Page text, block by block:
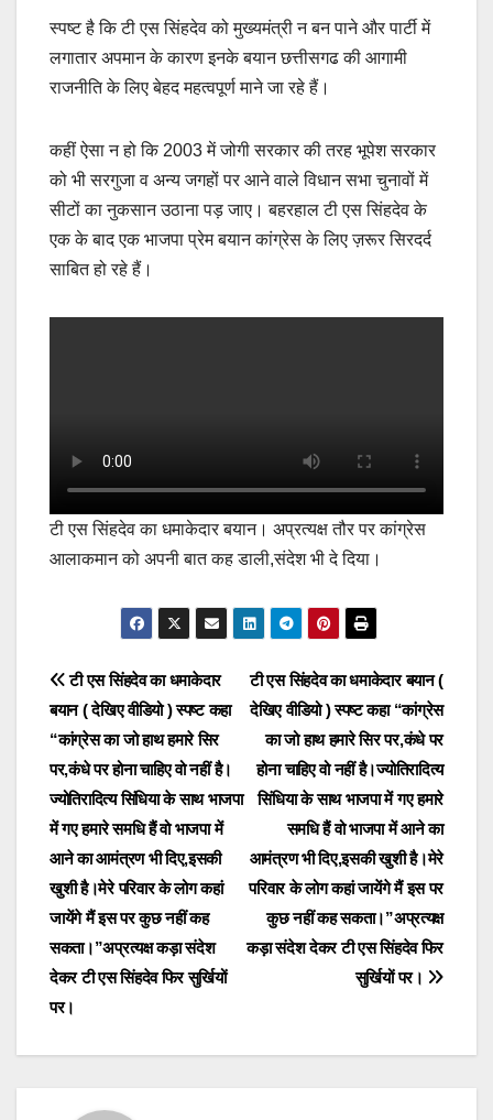
स्पष्ट है कि टी एस सिंहदेव को मुख्यमंत्री न बन पाने और पार्टी में
लगातार अपमान के कारण इनके बयान छत्तीसगढ की आगामी
राजनीति के लिए बेहद महत्वपूर्ण माने जा रहे हैं।
कहीं ऐसा न हो कि 2003 में जोगी सरकार की तरह भूपेश सरकार
को भी सरगुजा व अन्य जगहों पर आने वाले विधान सभा चुनावों में
सीटों का नुकसान उठाना पड़ जाए। बहरहाल टी एस सिंहदेव के
एक के बाद एक भाजपा प्रेम बयान कांग्रेस के लिए ज़रूर सिरदर्द
साबित हो रहे हैं।
टी एस सिंहदेव का धमाकेदार बयान। अप्रत्यक्ष तौर पर कांग्रेस
आलाकमान को अपनी बात कह डाली,संदेश भी दे दिया।
Post
navigation
टी एस सिंहदेव का धमाकेदार बयान (
देखिए वीडियो ) स्पष्ट कहा “कांग्रेस
का जो हाथ हमारे सिर पर,कंधे पर
होना चाहिए वो नहीं है।ज्योतिरादित्य
सिंधिया के साथ भाजपा में गए हमारे
समधि हैं वो भाजपा में आने का
आमंत्रण भी दिए,इसकी खुशी है।मेरे
परिवार के लोग कहां जायेंगे मैं इस पर
कुछ नहीं कह सकता।”अप्रत्यक्ष
कड़ा संदेश देकर टी एस सिंहदेव फिर
सुर्खियों पर।
टी एस सिंहदेव का धमाकेदार
बयान ( देखिए वीडियो ) स्पष्ट कहा
“कांग्रेस का जो हाथ हमारे सिर
पर,कंधे पर होना चाहिए वो नहीं है।
ज्योतिरादित्य सिंधिया के साथ भाजपा
में गए हमारे समधि हैं वो भाजपा में
आने का आमंत्रण भी दिए,इसकी
खुशी है।मेरे परिवार के लोग कहां
जायेंगे मैं इस पर कुछ नहीं कह
सकता।”अप्रत्यक्ष कड़ा संदेश
देकर टी एस सिंहदेव फिर सुर्खियों
पर।